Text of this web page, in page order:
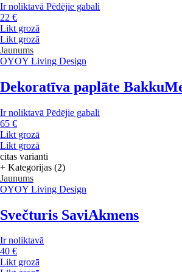
Ir noliktavā Pēdējie gabali
22 €
Likt grozā
Likt grozā
Jaunums
OYOY Living Design
Dekoratīva paplāte Bakku
Ir noliktavā Pēdējie gabali
65 €
Likt grozā
Likt grozā
citas varianti
+ Kategorijas (2)
Jaunums
OYOY Living Design
Svečturis SaviAkmens
Ir noliktavā
40 €
Likt grozā